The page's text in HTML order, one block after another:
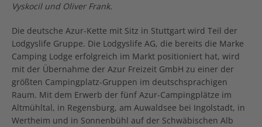
Vyskocil und Oliver Frank.
Die deutsche Azur-Kette mit Sitz in Stuttgart wird Teil der
Lodgyslife Gruppe. Die Lodgyslife AG, die bereits die Marke
Camping Lodge erfolgreich im Markt positioniert hat, wird
mit der Übernahme der Azur Freizeit GmbH zu einer der
größten Campingplatz-Gruppen im deutschsprachigen
Raum. Mit dem Erwerb der fünf Azur-Campingplätze im
Altmühltal, in Regensburg, am Auwaldsee bei Ingolstadt, in
Wertheim und in Sonnenbühl auf der Schwäbischen Alb